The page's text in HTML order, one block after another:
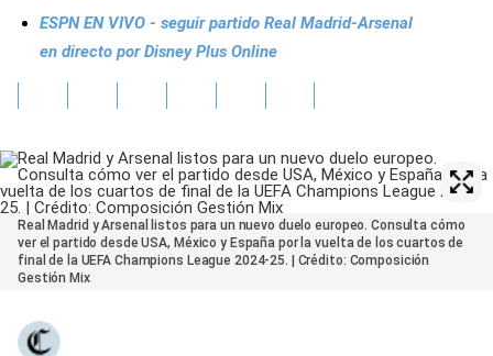
ESPN EN VIVO - seguir partido Real Madrid-Arsenal
en directo por Disney Plus Online
Real Madrid y Arsenal listos para un nuevo duelo europeo. Consulta cómo
ver el partido desde USA, México y España por la vuelta de los cuartos de
final de la UEFA Champions League 2024-25. | Crédito: Composición
Gestión Mix